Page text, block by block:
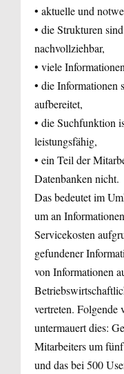
• aktuelle und
• die Strukturen
nachvollziehbar,
• viele
• die Informationen
aufbereitet,
• die Suchfunktion
leistungsfähig,
• ein Teil der
Datenbanken nicht.
Das bedeutet im
um an
Servicekosten
gefundener
von Informationen
vertreten. Folgende
untermauert dies:
Mitarbeiters um
und das bei 500